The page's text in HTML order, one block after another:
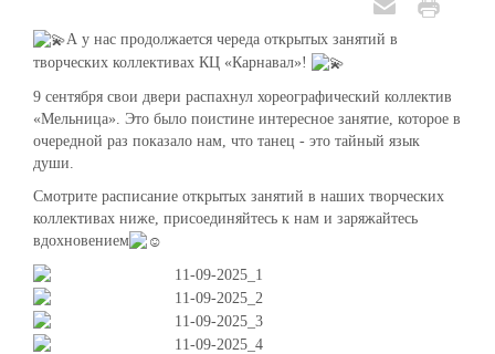
А у нас продолжается череда открытых занятий в
творческих коллективах КЦ «Карнавал»!
9 сентября свои двери распахнул хореографический коллектив
«Мельница». Это было поистине интересное занятие, которое в
очередной раз показало нам, что танец - это тайный язык
души.
Смотрите расписание открытых занятий в наших творческих
коллективах ниже, присоединяйтесь к нам и заряжайтесь
вдохновением